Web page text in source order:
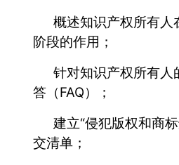
概述知识产权所有人
阶段的作用；
针对知识产权所有人
答（FAQ）；
建立“侵犯版权和商
交清单；